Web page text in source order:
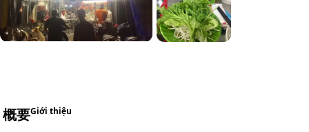
概要Giới thiệu